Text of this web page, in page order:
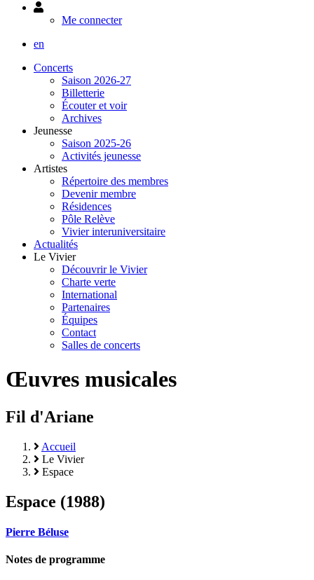
Utilisateur
Me connecter
en
Concerts
Saison 2026-27
Billetterie
Écouter et voir
Archives
Jeunesse
Saison 2025-26
Activités jeunesse
Artistes
Répertoire des membres
Devenir membre
Résidences
Pôle Relève
Vivier interuniversitaire
Actualités
Le Vivier
Découvrir le Vivier
Charte verte
International
Partenaires
Équipes
Contact
Salles de concerts
Œuvres musicales
Fil d'Ariane
Accueil
Le Vivier
Espace
Espace (1988)
Pierre Béluse
Notes de programme